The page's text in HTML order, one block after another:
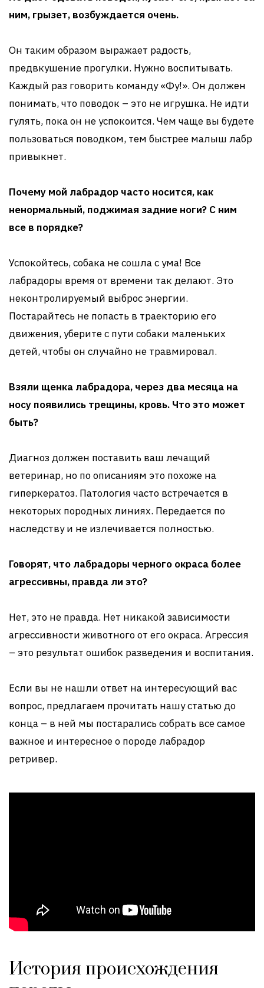
ним, грызет, возбуждается очень.
Он таким образом выражает радость,
предвкушение прогулки. Нужно воспитывать.
Каждый раз говорить команду «Фу!». Он должен
понимать, что поводок – это не игрушка. Не идти
гулять, пока он не успокоится. Чем чаще вы будете
пользоваться поводком, тем быстрее малыш лабр
привыкнет.
Почему мой лабрадор часто носится, как
ненормальный, поджимая задние ноги? С ним
все в порядке?
Успокойтесь, собака не сошла с ума! Все
лабрадоры время от времени так делают. Это
неконтролируемый выброс энергии.
Постарайтесь не попасть в траекторию его
движения, уберите с пути собаки маленьких
детей, чтобы он случайно не травмировал.
Взяли щенка лабрадора, через два месяца на
носу появились трещины, кровь. Что это может
быть?
Диагноз должен поставить ваш лечащий
ветеринар, но по описаниям это похоже на
гиперкератоз. Патология часто встречается в
некоторых породных линиях. Передается по
наследству и не излечивается полностью.
Говорят, что лабрадоры черного окраса более
агрессивны, правда ли это?
Нет, это не правда. Нет никакой зависимости
агрессивности животного от его окраса. Агрессия
– это результат ошибок разведения и воспитания.
Если вы не нашли ответ на интересующий вас
вопрос, предлагаем прочитать нашу статью до
конца – в ней мы постарались собрать все самое
важное и интересное о породе лабрадор
ретривер.
История происхождения